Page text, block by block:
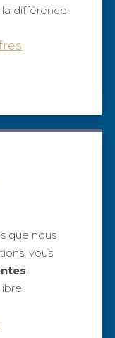
différence.
que nous
vous